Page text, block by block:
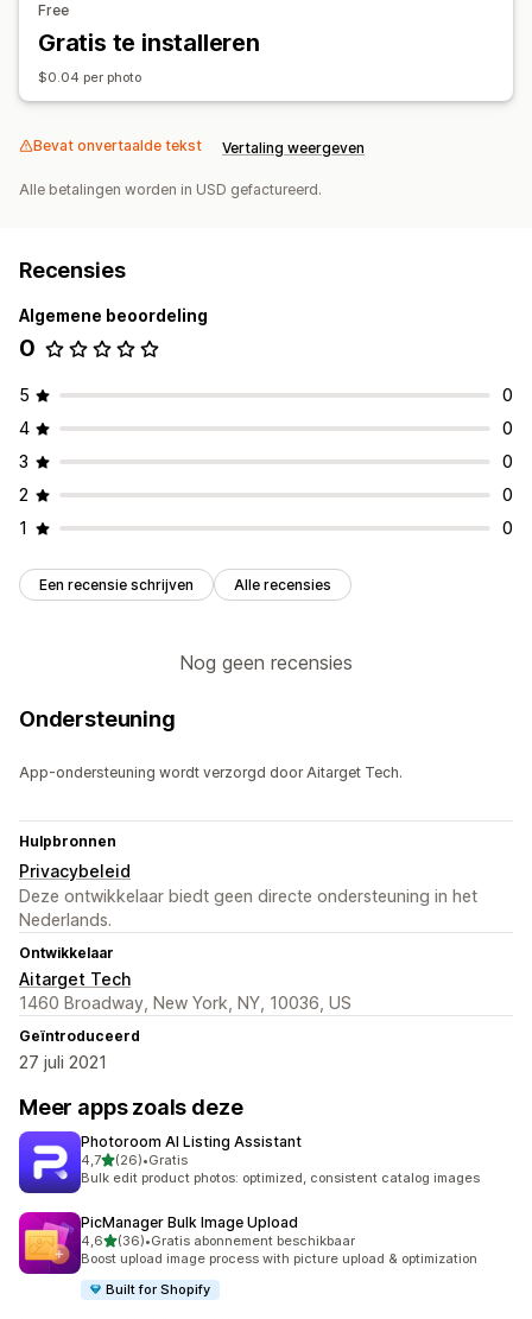
Free
Gratis te installeren
$0.04 per photo
Bevat onvertaalde tekst Vertaling weergeven
Alle betalingen worden in USD gefactureerd.
Recensies
Algemene beoordeling
0
5
0
4
0
3
0
2
0
1
0
Een recensie schrijven Alle recensies
Nog geen recensies
Ondersteuning
App-ondersteuning wordt verzorgd door Aitarget Tech.
Hulpbronnen
Privacybeleid
Deze ontwikkelaar biedt geen directe ondersteuning in het
Nederlands.
Ontwikkelaar
Aitarget Tech
1460 Broadway, New York, NY, 10036, US
Geïntroduceerd
27 juli 2021
Meer apps zoals deze
Photoroom AI Listing Assistant
4,7van 5 sterren
(26)
26 recensies in totaal
•Gratis
Bulk edit product photos: optimized, consistent catalog images
PicManager Bulk Image Upload
4,6van 5 sterren
(36)
36 recensies in totaal
•Gratis abonnement beschikbaar
Boost upload image process with picture upload & optimization
Built for Shopify